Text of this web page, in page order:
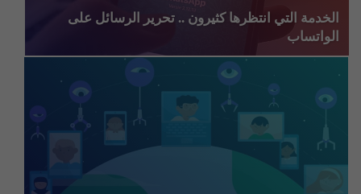
الخدمة التي انتظرها كثيرون .. تحرير الرسائل على
الواتساب